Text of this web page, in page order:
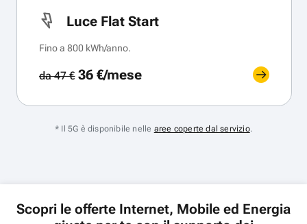
Luce Flat Start
Fino a 800 kWh/anno.
da 47 €36 €/mese
* Il 5G è disponibile nelle aree coperte dal servizio.
Scopri le offerte Internet, Mobile ed Energia